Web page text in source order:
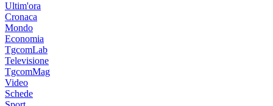
Ultim'ora
Cronaca
Mondo
Economia
TgcomLab
Televisione
TgcomMag
Video
Schede